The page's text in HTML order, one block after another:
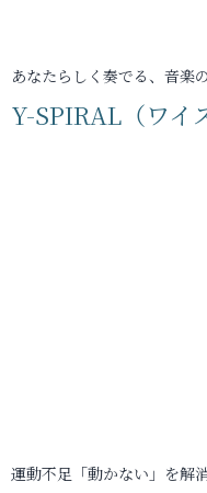
あなたらしく奏でる、音楽
Y-SPIRAL（ワイ
運動不足「動かない」を解